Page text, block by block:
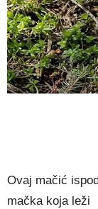
Ovaj mačić
mačka koja leži